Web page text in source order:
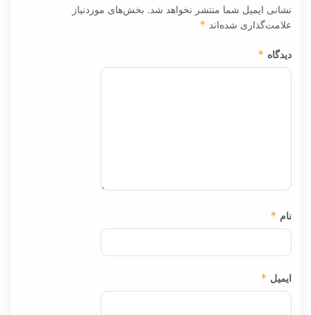
نشانی ایمیل شما منتشر نخواهد شد. بخش‌های موردنیاز
علامت‌گذاری شده‌اند *
دیدگاه *
نام *
ایمیل *